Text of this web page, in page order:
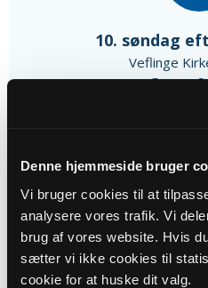
Denne hjemmeside bruger
Vi bruger cookies til at
analysere vores trafik. Vi
brug af vores website. Hvis
sætter vi ikke cookies til
cookie for at huske dit valg.
10. søndag
Veflinge
Gunvor
11. søndag
Veflinge
Camilla